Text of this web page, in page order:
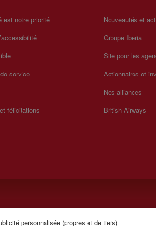
est notre priorité
service
félicitations
Nouveautés et
Groupe Iberia
Site pour les
Actionnaires et
Nos alliances
British Airways
de 00h00 à 24h00 (anglais et espagnol).
personnalisée (propres et de tiers)